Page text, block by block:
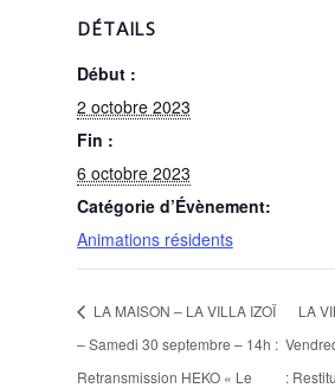
DÉTAILS
Début :
2 octobre 2023
Fin :
6 octobre 2023
Catégorie d’Évènement:
Animations résidents
LA MAISON – LA VILLA IZOÏ
– Samedi 30 septembre – 14h :
Retransmission HEKO « Le
LA
: